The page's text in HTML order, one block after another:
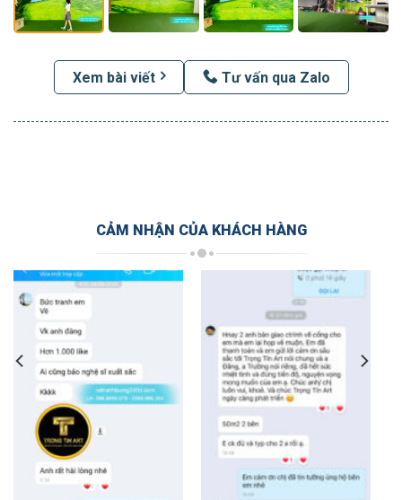
Xem bài viết Tư vấn qua Zalo
CẢM NHẬN CỦA KHÁCH HÀNG